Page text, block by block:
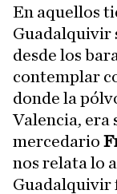
En aquellos
Guadalquivir
desde los
contemplar
donde la
Valencia, era
mercedario
nos relata lo
Guadalquivir